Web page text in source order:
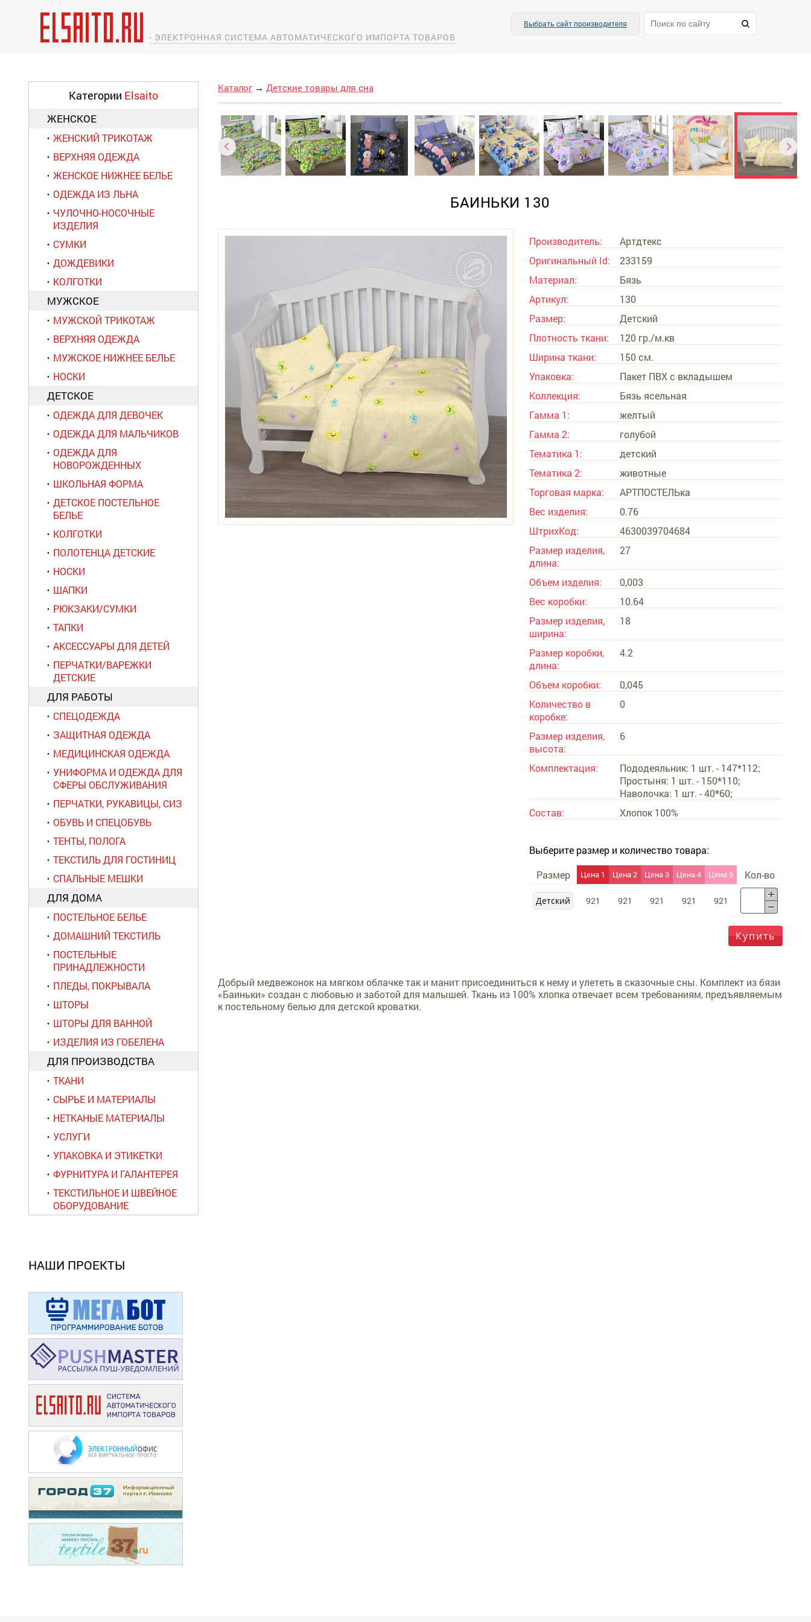
- ЭЛЕКТРОННАЯ СИСТЕМА АВТОМАТИЧЕСКОГО ИМПОРТА ТОВАРОВ
Выбрать сайт производителя
Категории Elsaito
ЖЕНСКОЕ
ЖЕНСКИЙ ТРИКОТАЖ
ВЕРХНЯЯ ОДЕЖДА
ЖЕНСКОЕ НИЖНЕЕ БЕЛЬЕ
ОДЕЖДА ИЗ ЛЬНА
ЧУЛОЧНО-НОСОЧНЫЕ
ИЗДЕЛИЯ
СУМКИ
ДОЖДЕВИКИ
КОЛГОТКИ
МУЖСКОЕ
МУЖСКОЙ ТРИКОТАЖ
ВЕРХНЯЯ ОДЕЖДА
МУЖСКОЕ НИЖНЕЕ БЕЛЬЕ
НОСКИ
ДЕТСКОЕ
ОДЕЖДА ДЛЯ ДЕВОЧЕК
ОДЕЖДА ДЛЯ МАЛЬЧИКОВ
ОДЕЖДА ДЛЯ
НОВОРОЖДЕННЫХ
ШКОЛЬНАЯ ФОРМА
ДЕТСКОЕ ПОСТЕЛЬНОЕ
БЕЛЬЕ
КОЛГОТКИ
ПОЛОТЕНЦА ДЕТСКИЕ
НОСКИ
ШАПКИ
РЮКЗАКИ/СУМКИ
ТАПКИ
АКСЕССУАРЫ ДЛЯ ДЕТЕЙ
ПЕРЧАТКИ/ВАРЕЖКИ
ДЕТСКИЕ
ДЛЯ РАБОТЫ
СПЕЦОДЕЖДА
ЗАЩИТНАЯ ОДЕЖДА
МЕДИЦИНСКАЯ ОДЕЖДА
УНИФОРМА И ОДЕЖДА ДЛЯ
СФЕРЫ ОБСЛУЖИВАНИЯ
ПЕРЧАТКИ, РУКАВИЦЫ, СИЗ
ОБУВЬ И СПЕЦОБУВЬ
ТЕНТЫ, ПОЛОГА
ТЕКСТИЛЬ ДЛЯ ГОСТИНИЦ
СПАЛЬНЫЕ МЕШКИ
ДЛЯ ДОМА
ПОСТЕЛЬНОЕ БЕЛЬЕ
ДОМАШНИЙ ТЕКСТИЛЬ
ПОСТЕЛЬНЫЕ
ПРИНАДЛЕЖНОСТИ
ПЛЕДЫ, ПОКРЫВАЛА
ШТОРЫ
ШТОРЫ ДЛЯ ВАННОЙ
ИЗДЕЛИЯ ИЗ ГОБЕЛЕНА
ДЛЯ ПРОИЗВОДСТВА
ТКАНИ
СЫРЬЕ И МАТЕРИАЛЫ
НЕТКАНЫЕ МАТЕРИАЛЫ
УСЛУГИ
УПАКОВКА И ЭТИКЕТКИ
ФУРНИТУРА И ГАЛАНТЕРЕЯ
ТЕКСТИЛЬНОЕ И ШВЕЙНОЕ
ОБОРУДОВАНИЕ
НАШИ ПРОЕКТЫ
Каталог → Детские товары для сна
БАИНЬКИ 130
Производитель:
Артдтекс
Оригинальный Id:
233159
Материал:
Бязь
Артикул:
130
Размер:
Детский
Плотность ткани:
120 гр./м.кв
Ширина ткани:
150 см.
Упаковка:
Пакет ПВХ с вкладышем
Коллекция:
Бязь ясельная
Гамма 1:
желтый
Гамма 2:
голубой
Тематика 1:
детский
Тематика 2:
животные
Торговая марка:
АРТПОСТЕЛЬка
Вес изделия:
0.76
ШтрихКод:
4630039704684
Размер изделия,
длина:
27
Объем изделия:
0,003
Вес коробки:
10.64
Размер изделия,
ширина:
18
Размер коробки,
длина:
4.2
Объем коробки:
0,045
Количество в
коробке:
0
Размер изделия,
высота:
6
Комплектация:
Пододеяльник: 1 шт. - 147*112;
Простыня: 1 шт. - 150*110;
Наволочка: 1 шт. - 40*60;
Состав:
Хлопок 100%
Выберите размер и количество товара:
Размер
Цена 1 Цена 2 Цена 3 Цена 4 Цена 5 Кол-во
Детский 921 921 921 921 921
Купить
Добрый медвежонок на мягком облачке так и манит присоединиться к нему и улететь в сказочные сны. Комплект из бязи
«Баиньки» создан с любовью и заботой для малышей. Ткань из 100% хлопка отвечает всем требованиям, предъявляемым
к постельному белью для детской кроватки.